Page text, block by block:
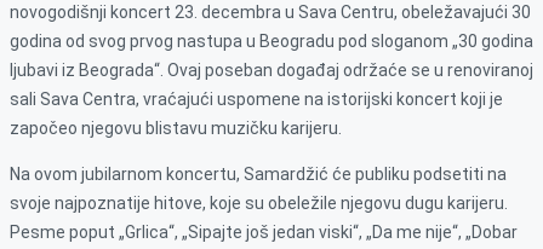
novogodišnji koncert 23. decembra u Sava Centru, obeležavajući 30
godina od svog prvog nastupa u Beogradu pod sloganom „30 godina
ljubavi iz Beograda“. Ovaj poseban događaj održaće se u renoviranoj
sali Sava Centra, vraćajući uspomene na istorijski koncert koji je
započeo njegovu blistavu muzičku karijeru.
Na ovom jubilarnom koncertu, Samardžić će publiku podsetiti na
svoje najpoznatije hitove, koje su obeležile njegovu dugu karijeru.
Pesme poput „Grlica“, „Sipajte još jedan viski“, „Da me nije“, „Dobar